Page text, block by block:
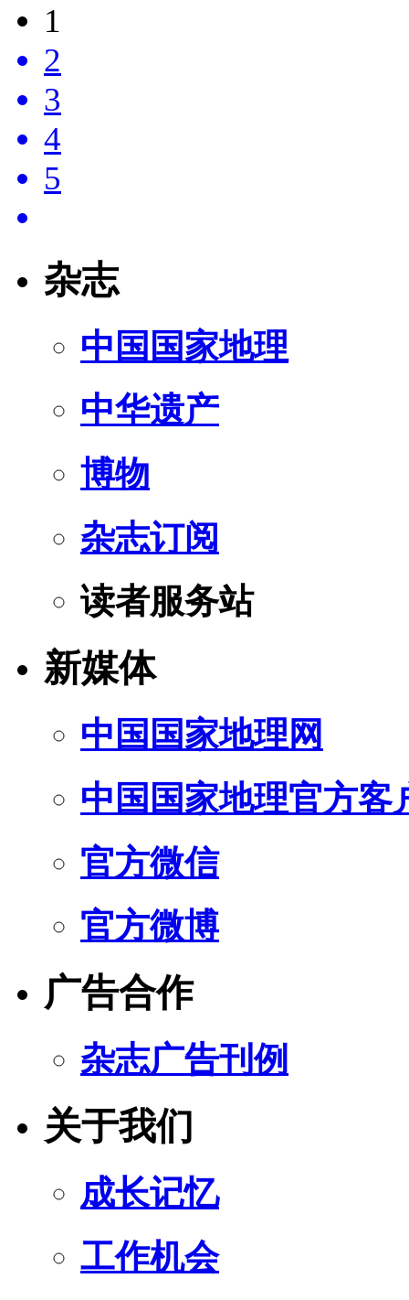
1
2
3
4
5
杂志
中国国家地理
中华遗产
博物
杂志订阅
读者服务站
新媒体
中国国家地理网
中国国家地理官方客
官方微信
官方微博
广告合作
杂志广告刊例
关于我们
成长记忆
工作机会